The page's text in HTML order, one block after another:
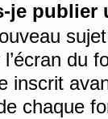
je
du
inscrit
chaque